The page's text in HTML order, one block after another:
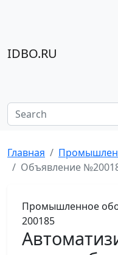
IDBO.RU
Главная
Объявление
Промышленное
200185